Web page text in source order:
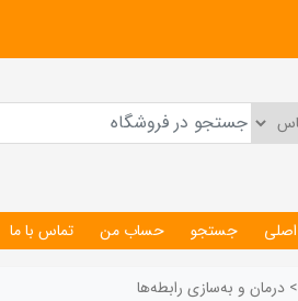
جستجو حساب من تماس با ما
> درمان و به‌سازی رابطه‌ها